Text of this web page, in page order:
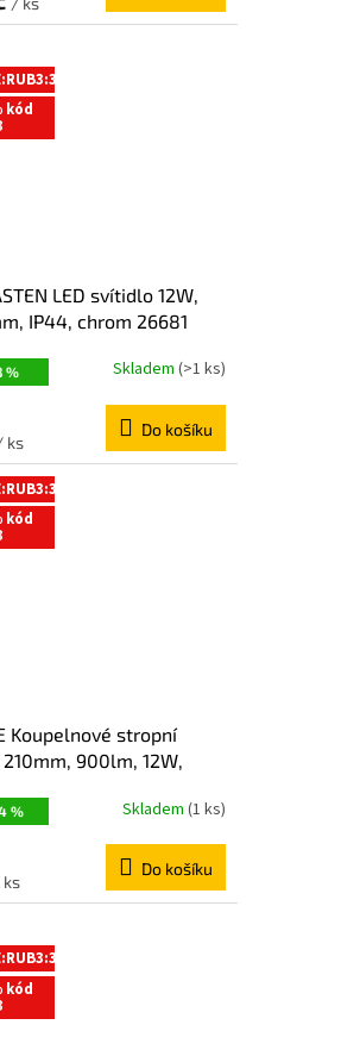
kód
%
LED svítidlo 12W,
IP44, chrom 26681
Skladem (>1 ks)
ks
Do košíku
kód
%
Koupelnové stropní
900lm, 12W,
Skladem (1 ks)
Do košíku
kód